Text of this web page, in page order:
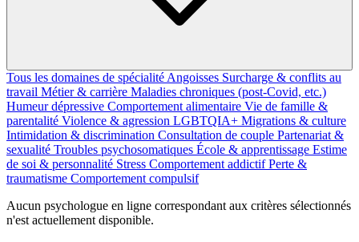
Tous les domaines de spécialité Angoisses Surcharge & conflits au
travail Métier & carrière Maladies chroniques (post-Covid, etc.)
Humeur dépressive Comportement alimentaire Vie de famille &
parentalité Violence & agression LGBTQIA+ Migrations & culture
Intimidation & discrimination Consultation de couple Partenariat &
sexualité Troubles psychosomatiques École & apprentissage Estime
de soi & personnalité Stress Comportement addictifPerte &
traumatisme Comportement compulsif
Aucun psychologue en ligne correspondant aux critères sélectionnés
n'est actuellement disponible.